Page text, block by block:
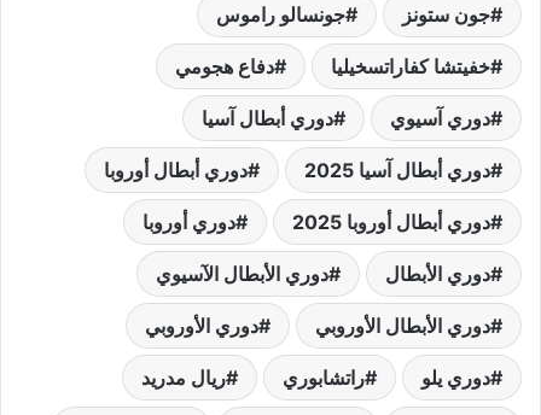
جون ستونز جونسالو راموس
خفيتشا كفاراتسخيليا دفاع هجومي
دوري آسيوي دوري أبطال آسيا
دوري أبطال آسيا 2025 دوري أبطال أوروبا
دوري أبطال أوروبا 2025 دوري أوروبا
دوري الأبطال دوري الأبطال الآسيوي
دوري الأبطال الأوروبي دوري الأوروبي
دوري يلو راتشابوري ريال مدريد